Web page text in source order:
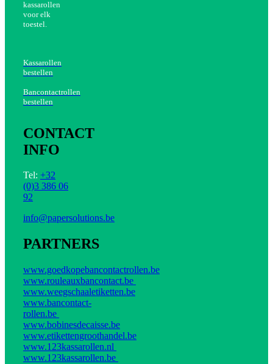
kassarollen
voor elk
toestel.
Kassarollen
bestellen
Bancontactrollen
bestellen
CONTACT
INFO
Tel: +32
(0)3 386 06
92
info@papersolutions.be
PARTNERS
www.goedkopebancontactrollen.be
www.rouleauxbancontact.be
www.weegschaaletiketten.be
www.bancontact-
rollen.be
www.bobinesdecaisse.be
www.etikettengroothandel.be
www.123kassarollen.nl
www.123kassarollen.be